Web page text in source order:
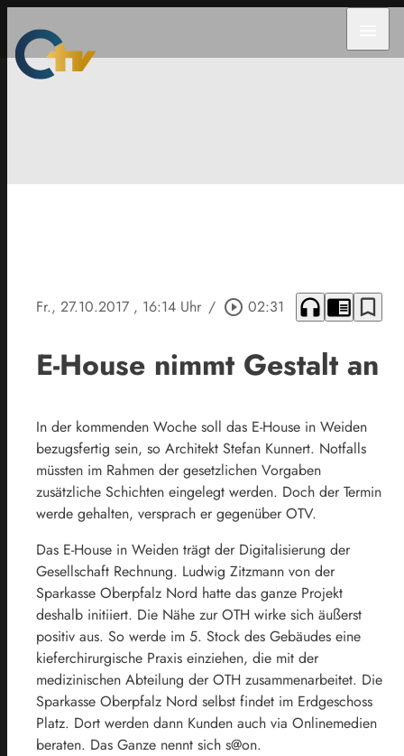
Fr., 27.10.2017 , 16:14 Uhr / play_circle_outline 02:31 headphones chrome_reader_mode bookmark_border
E-House nimmt Gestalt an
In der kommenden Woche soll das E-House in Weiden
bezugsfertig sein, so Architekt Stefan Kunnert. Notfalls
müssten im Rahmen der gesetzlichen Vorgaben
zusätzliche Schichten eingelegt werden. Doch der Termin
werde gehalten, versprach er gegenüber OTV.
Das E-House in Weiden trägt der Digitalisierung der
Gesellschaft Rechnung. Ludwig Zitzmann von der
Sparkasse Oberpfalz Nord hatte das ganze Projekt
deshalb initiiert. Die Nähe zur OTH wirke sich äußerst
positiv aus. So werde im 5. Stock des Gebäudes eine
kieferchirurgische Praxis einziehen, die mit der
medizinischen Abteilung der OTH zusammenarbeitet. Die
Sparkasse Oberpfalz Nord selbst findet im Erdgeschoss
Platz. Dort werden dann Kunden auch via Onlinemedien
beraten. Das Ganze nennt sich s@on.